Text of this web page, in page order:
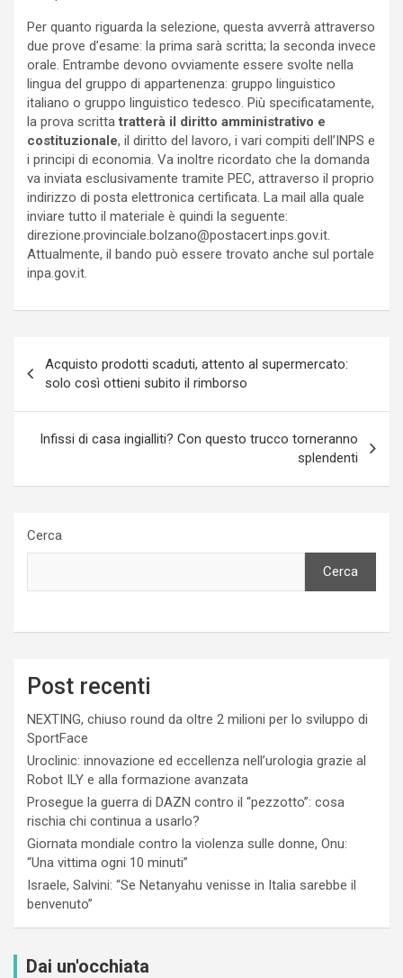
Per quanto riguarda la selezione, questa avverrà attraverso
due prove d’esame: la prima sarà scritta; la seconda invece
orale. Entrambe devono ovviamente essere svolte nella
lingua del gruppo di appartenenza: gruppo linguistico
italiano o gruppo linguistico tedesco. Più specificatamente,
la prova scrittatratterà il diritto amministrativo e
costituzionale, il diritto del lavoro, i vari compiti dell’INPS e
i principi di economia. Va inoltre ricordato che la domanda
va inviata esclusivamente tramite PEC, attraverso il proprio
indirizzo di posta elettronica certificata. La mail alla quale
inviare tutto il materiale è quindi la seguente:
direzione.provinciale.bolzano@postacert.inps.gov.it.
Attualmente, il bando può essere trovato anche sul portale
inpa.gov.it.
articoli
Acquisto prodotti scaduti, attento al supermercato:
solo così ottieni subito il rimborso
Infissi di casa ingialliti? Con questo trucco torneranno
splendenti
Cerca
Cerca
Post recenti
NEXTING, chiuso round da oltre 2 milioni per lo sviluppo di
SportFace
Uroclinic: innovazione ed eccellenza nell’urologia grazie al
Robot ILY e alla formazione avanzata
Prosegue la guerra di DAZN contro il “pezzotto”: cosa
rischia chi continua a usarlo?
Giornata mondiale contro la violenza sulle donne, Onu:
“Una vittima ogni 10 minuti”
Israele, Salvini: “Se Netanyahu venisse in Italia sarebbe il
benvenuto”
Dai un'occhiata